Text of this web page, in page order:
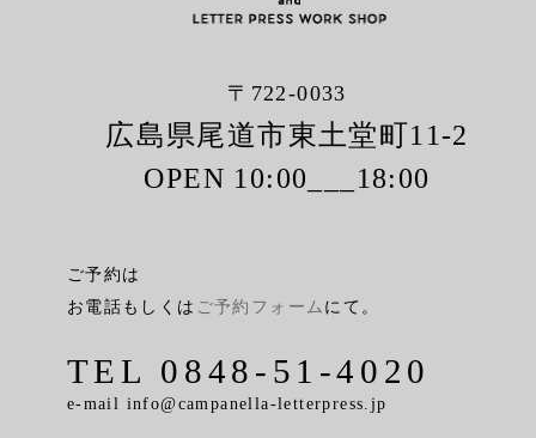
〒722-0033
広島県尾道市東土堂町11-2
OPEN 10:00___18:00
ご予約は
お電話もしくは ご予約フォーム にて。
TEL 0848-51-4020
e-mail info@campanella-letterpress.jp